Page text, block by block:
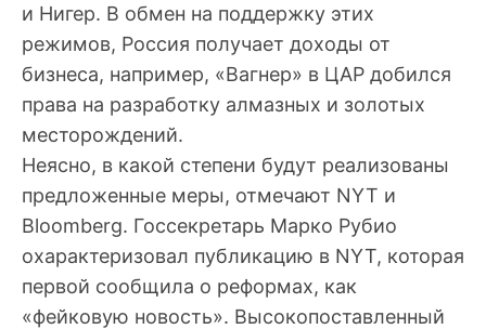
и Нигер. В обмен на поддержку этих
режимов, Россия получает доходы от
бизнеса, например, «Вагнер» в ЦАР добился
права на разработку алмазных и золотых
месторождений.
Неясно, в какой степени будут реализованы
предложенные меры, отмечают NYT и
Bloomberg. Госсекретарь Марко Рубио
охарактеризовал публикацию в NYT, которая
первой сообщила о реформах, как
«фейковую новость». Высокопоставленный